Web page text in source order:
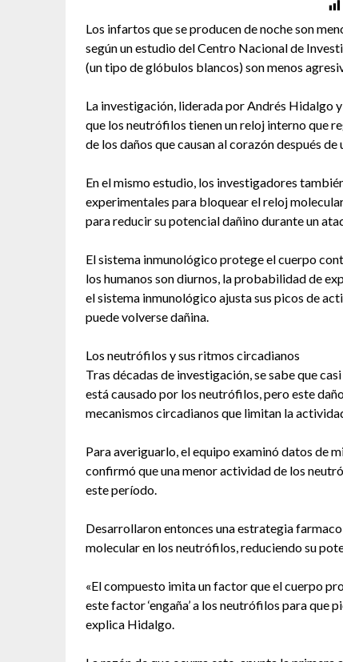
Los infartos que se producen de noche son
según un estudio del Centro Nacional de
(un tipo de glóbulos blancos) son menos
La investigación, liderada por Andrés Hidalgo
que los neutrófilos tienen un reloj interno que
de los daños que causan al corazón después de
En el mismo estudio, los investigadores
experimentales para bloquear el reloj
para reducir su potencial dañino durante un
El sistema inmunológico protege el cuerpo
los humanos son diurnos, la probabilidad de
el sistema inmunológico ajusta sus picos de
puede volverse dañina.
Los neutrófilos y sus ritmos circadianos
Tras décadas de investigación, se sabe que
está causado por los neutrófilos, pero este
mecanismos circadianos que limitan la
Para averiguarlo, el equipo examinó datos de
confirmó que una menor actividad de los
este período.
Desarrollaron entonces una estrategia
molecular en los neutrófilos, reduciendo su
«El compuesto imita un factor que el cuerpo
este factor ‘engaña’ a los neutrófilos para que
explica Hidalgo.